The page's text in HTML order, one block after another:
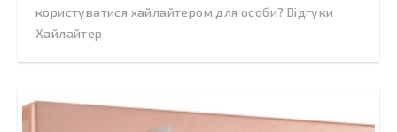
користуватися хайлайтером для особи? Відгуки
Хайлайтер